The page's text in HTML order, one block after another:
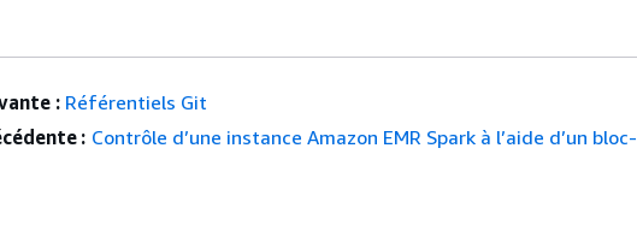
: Référentiels Git
: Contrôle d’une instance Amazon EMR Spark à l’aide d’un bloc-